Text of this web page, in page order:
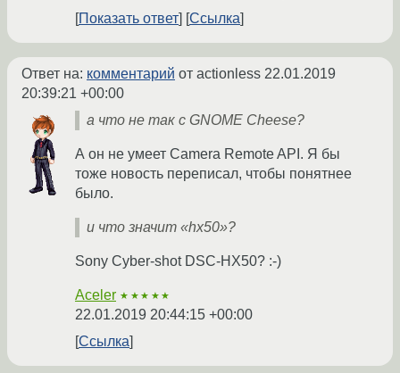
Показать ответ Ссылка
Ответ на: комментарий от actionless 22.01.2019
20:39:21 +00:00
а что не так с GNOME Cheese?
А он не умеет Camera Remote API. Я бы
тоже новость переписал, чтобы понятнее
было.
и что значит «hx50»?
Sony Cyber-shot DSC-HX50? :-)
Aceler ★★★★★
22.01.2019 20:44:15 +00:00
Ссылка